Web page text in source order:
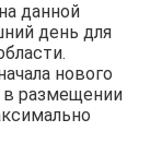
данной
день для
нового
в размещении